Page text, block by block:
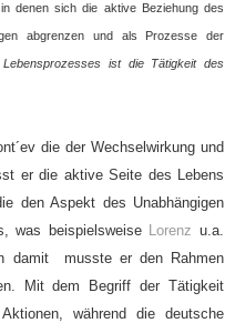
denen sich die aktive Beziehung des
abgrenzen und als Prozesse der
Lebensprozesses ist die Tätigkeit des
die der Wechselwirkung und
er die aktive Seite des Lebens
den Aspekt des Unabhängigen
was beispielsweise Lorenzu.a.
damit
musste er den Rahmen
Mit dem Begriff der Tätigkeit
während die deutsche